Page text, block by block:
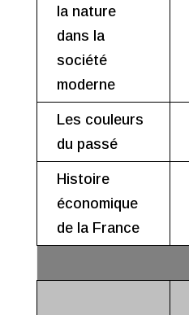
la nature
dans la
société
moderne
Les couleurs
du passé
Histoire
économique
de la France